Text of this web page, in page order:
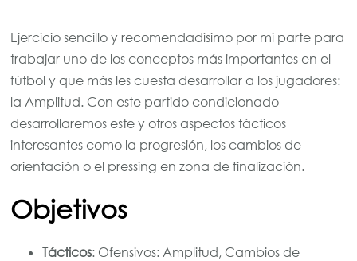
Amplitud:
4
esquinas
Ejercicio sencillo y recomendadísimo por mi parte para
trabajar uno de los conceptos más importantes en el
fútbol y que más les cuesta desarrollar a los jugadores:
la Amplitud. Con este partido condicionado
desarrollaremos este y otros aspectos tácticos
interesantes como la progresión, los cambios de
orientación o el pressing en zona de finalización.
Objetivos
Tácticos: Ofensivos: Amplitud, Cambios de